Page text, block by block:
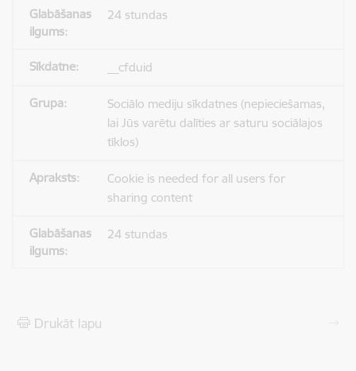
24 stundas
__cfduid
Sociālo mediju sīkdatnes (nepieciešamas,
lai Jūs varētu dalīties ar saturu sociālajos
tīklos)
Cookie is needed for all users for
sharing content
24 stundas
Drukāt lapu